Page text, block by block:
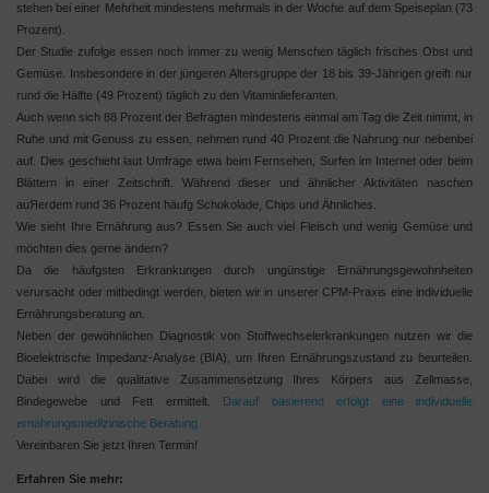
stehen bei einer Mehrheit mindestens mehrmals in der Woche auf dem Speiseplan (73
Prozent).
Der Studie zufolge essen noch immer zu wenig Menschen täglich frisches Obst und
Gemüse. Insbesondere in der jüngeren Altersgruppe der 18 bis 39-Jährigen greift nur
rund die Hälfte (49 Prozent) täglich zu den Vitaminlieferanten.
Auch wenn sich 88 Prozent der Befragten mindestens einmal am Tag die Zeit nimmt, in
Ruhe und mit Genuss zu essen, nehmen rund 40 Prozent die Nahrung nur nebenbei
auf. Dies geschieht laut Umfrage etwa beim Fernsehen, Surfen im Internet oder beim
Blättern in einer Zeitschrift. Während dieser und ähnlicher Aktivitäten naschen
auЯerdem rund 36 Prozent häufg Schokolade, Chips und Ähnliches.
Wie sieht Ihre Ernährung aus? Essen Sie auch viel Fleisch und wenig Gemüse und
möchten dies gerne ändern?
Da die häufgsten Erkrankungen durch ungünstige Ernährungsgewohnheiten
verursacht oder mitbedingt werden, bieten wir in unserer CPM-Praxis eine individuelle
Ernährungsberatung an.
Neben der gewöhnlichen Diagnostik von Stoffwechselerkrankungen nutzen wir die
Bioelektrische Impedanz-Analyse (BIA), um Ihren Ernährungszustand zu beurteilen.
Dabei wird die qualitative Zusammensetzung Ihres Körpers aus Zellmasse,
Bindegewebe und Fett ermittelt. Darauf basierend erfolgt eine individuelle
ernährungsmedizinische Beratung.
Vereinbaren Sie jetzt Ihren Termin!
Erfahren Sie mehr: